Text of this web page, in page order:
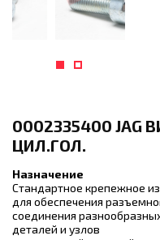
0002335400 JAG
ЦИЛ.ГОЛ.
Назначение
Стандартное крепежное
для обеспечения
соединения
деталей и узлов